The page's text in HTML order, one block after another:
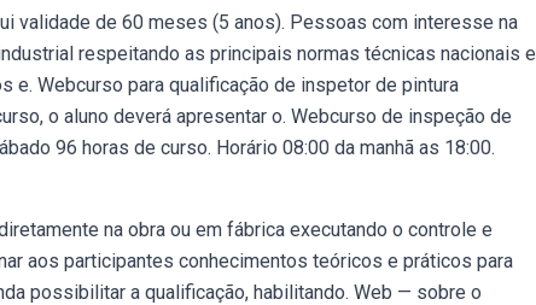
validade de 60 meses (5 anos). Pessoas com interesse na
respeitando as principais normas técnicas nacionais e
Webcurso para qualificação de inspetor de pintura
o aluno deverá apresentar o. Webcurso de inspeção de
96 horas de curso. Horário 08:00 da manhã as 18:00.
na obra ou em fábrica executando o controle e
aos participantes conhecimentos teóricos e práticos para
possibilitar a qualificação, habilitando. Web — sobre o